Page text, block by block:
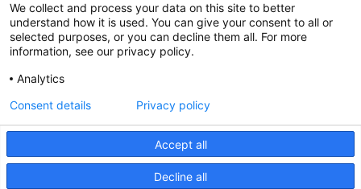
@CGTCatalunya
cgtcatalunya
cgtcatalunya
Desenvolupat per
We collect and process your data on this site to better
understand how it is used. You can give your consent to all or
selected purposes, or you can decline them all. For more
information, see our privacy policy.
Analytics
Accept all
Decline all
Consent details Privacy policy